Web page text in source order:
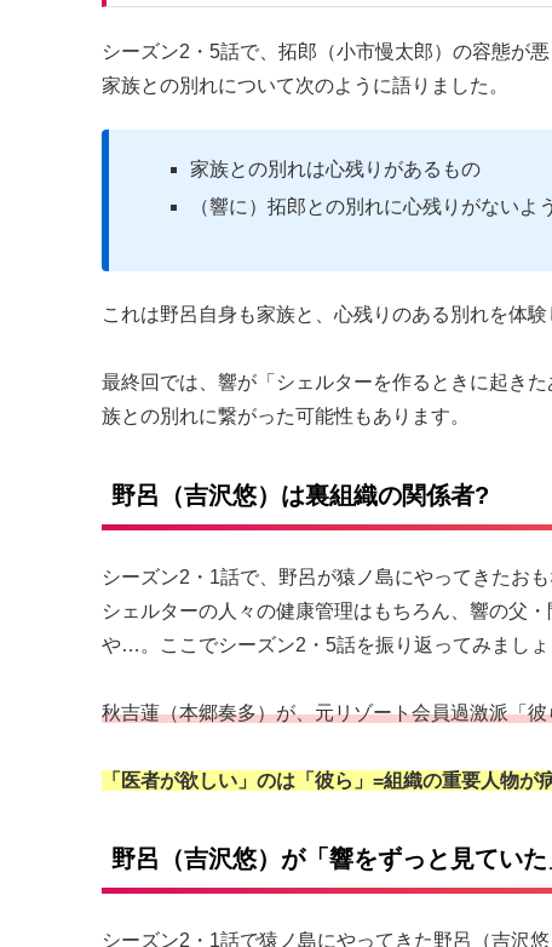
シーズン2・5話で、拓郎（小市慢太郎）の容態が
家族との別れについて次のように語りました。
家族との別れは心残りがあるもの
（響に）拓郎との別れに心残りがないよ
これは野呂自身も家族と、心残りのある別れを体
最終回では、響が「シェルターを作るときに起き
族との別れに繋がった可能性もあります。
野呂（吉沢悠）は裏組織の関係者?
シーズン2・1話で、野呂が猿ノ島にやってきたお
シェルターの人々の健康管理はもちろん、響の父
や…。ここでシーズン2・5話を振り返ってみましょ
秋吉蓮（本郷奏多）が、元リゾート会員過激派「
「医者が欲しい」のは「彼ら」=組織の重要人物が
野呂（吉沢悠）が「響をずっと見てい
シーズン2・1話で猿ノ島にやってきた野呂（吉沢